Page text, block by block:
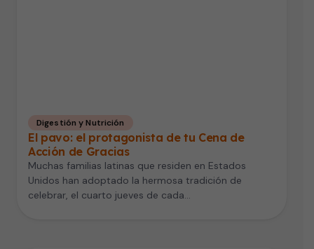
Digestión y Nutrición
El pavo: el protagonista de tu Cena de
Acción de Gracias
Muchas familias latinas que residen en Estados
Unidos han adoptado la hermosa tradición de
celebrar, el cuarto jueves de cada…